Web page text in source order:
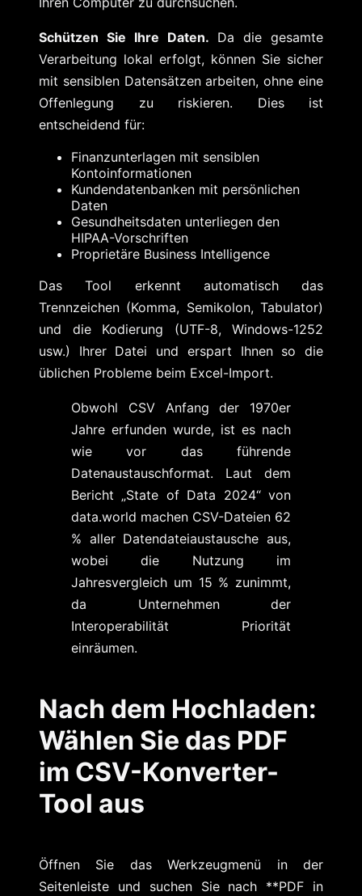
Schützen Sie Ihre Daten. Da die gesamte
Verarbeitung lokal erfolgt, können Sie sicher
mit sensiblen Datensätzen arbeiten, ohne eine
Offenlegung zu riskieren. Dies ist
entscheidend für:
Finanzunterlagen mit sensiblen
Kontoinformationen
Kundendatenbanken mit persönlichen
Daten
Gesundheitsdaten unterliegen den
HIPAA-Vorschriften
Proprietäre Business Intelligence
Das Tool erkennt automatisch das
Trennzeichen (Komma, Semikolon, Tabulator)
und die Kodierung (UTF-8, Windows-1252
usw.) Ihrer Datei und erspart Ihnen so die
üblichen Probleme beim Excel-Import.
Obwohl CSV Anfang der 1970er
Jahre erfunden wurde, ist es nach
wie vor das führende
Datenaustauschformat. Laut dem
Bericht „State of Data 2024“ von
data.world machen CSV-Dateien 62
% aller Datendateiaustausche aus,
wobei die Nutzung im
Jahresvergleich um 15 % zunimmt,
da Unternehmen der
Interoperabilität Priorität
einräumen.
Nach dem Hochladen:
Wählen Sie das PDF
im CSV-Konverter-
Tool aus
Öffnen Sie das Werkzeugmenü in der
Seitenleiste und suchen Sie nach **PDF in